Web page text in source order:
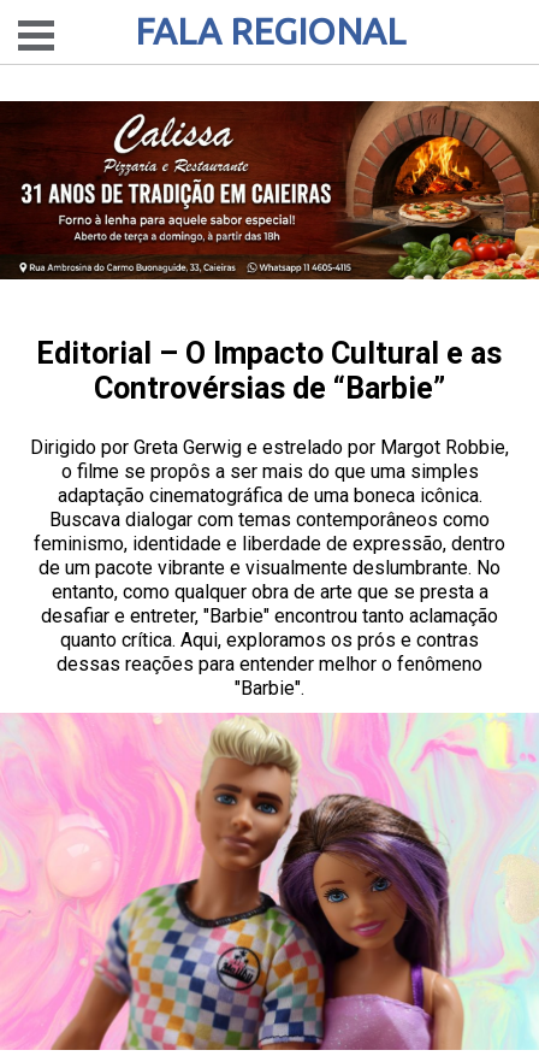
FALA REGIONAL
Editorial – O Impacto Cultural e as
Controvérsias de “Barbie”
Dirigido por Greta Gerwig e estrelado por Margot Robbie,
o filme se propôs a ser mais do que uma simples
adaptação cinematográfica de uma boneca icônica.
Buscava dialogar com temas contemporâneos como
feminismo, identidade e liberdade de expressão, dentro
de um pacote vibrante e visualmente deslumbrante. No
entanto, como qualquer obra de arte que se presta a
desafiar e entreter, "Barbie" encontrou tanto aclamação
quanto crítica. Aqui, exploramos os prós e contras
dessas reações para entender melhor o fenômeno
"Barbie".